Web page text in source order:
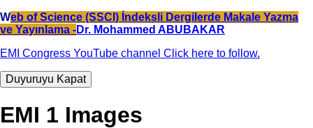
Web of Science (SSCI) İndeksli Dergilerde Makale Yazma
ve Yayınlama -Dr. Mohammed ABUBAKAR
EMI Congress YouTube channel Click here to follow.
Duyuruyu Kapat
EMI 1 Images